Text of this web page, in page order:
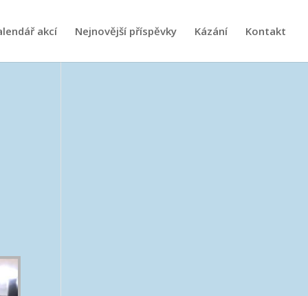
akcí Nejnovější příspěvky Kázání Kontakt